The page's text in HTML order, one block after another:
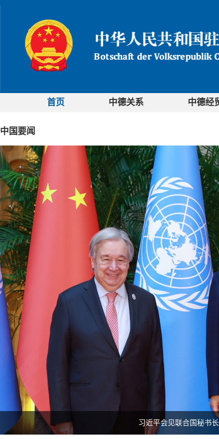
首页 中德关系 中德经
中国要闻
习近平会见联合国秘书